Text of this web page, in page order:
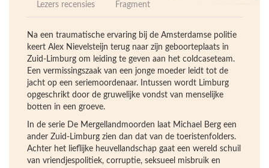
Lezers recensies Fragment
Na een traumatische ervaring bij de Amsterdamse politie
keert Alex Nievelsteijn terug naar zijn geboorteplaats in
Zuid-Limburg om leiding te geven aan het coldcaseteam.
Een vermissingszaak van een jonge moeder leidt tot de
jacht op een seriemoordenaar. Intussen wordt Limburg
opgeschrikt door de gruwelijke vondst van menselijke
botten in een groeve.
In de serie De Mergellandmoorden laat Michael Berg een
ander Zuid-Limburg zien dan dat van de toeristenfolders.
Achter het lieflijke heuvellandschap gaat een wereld schuil
van vriendjespolitiek, corruptie, seksueel misbruik en